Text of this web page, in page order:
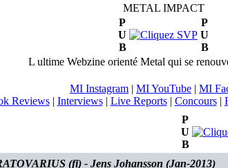
METAL IMPACT
P
U
B
P
U
B
L ultime Webzine orienté Metal qui se
MI Instagram | MI YouTube | MI
Reviews| Interviews| Live Reports| Concours|
P
U
B
(fi) - Jens Johansson (Jan-2013)